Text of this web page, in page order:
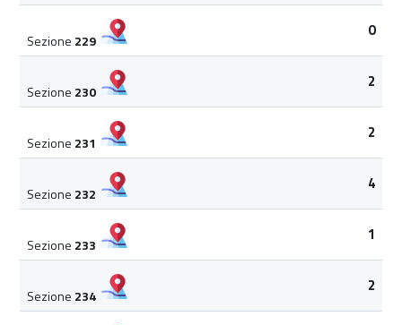
Sezione 229
0
Sezione 230
2
Sezione 231
2
Sezione 232
4
Sezione 233
1
Sezione 234
2